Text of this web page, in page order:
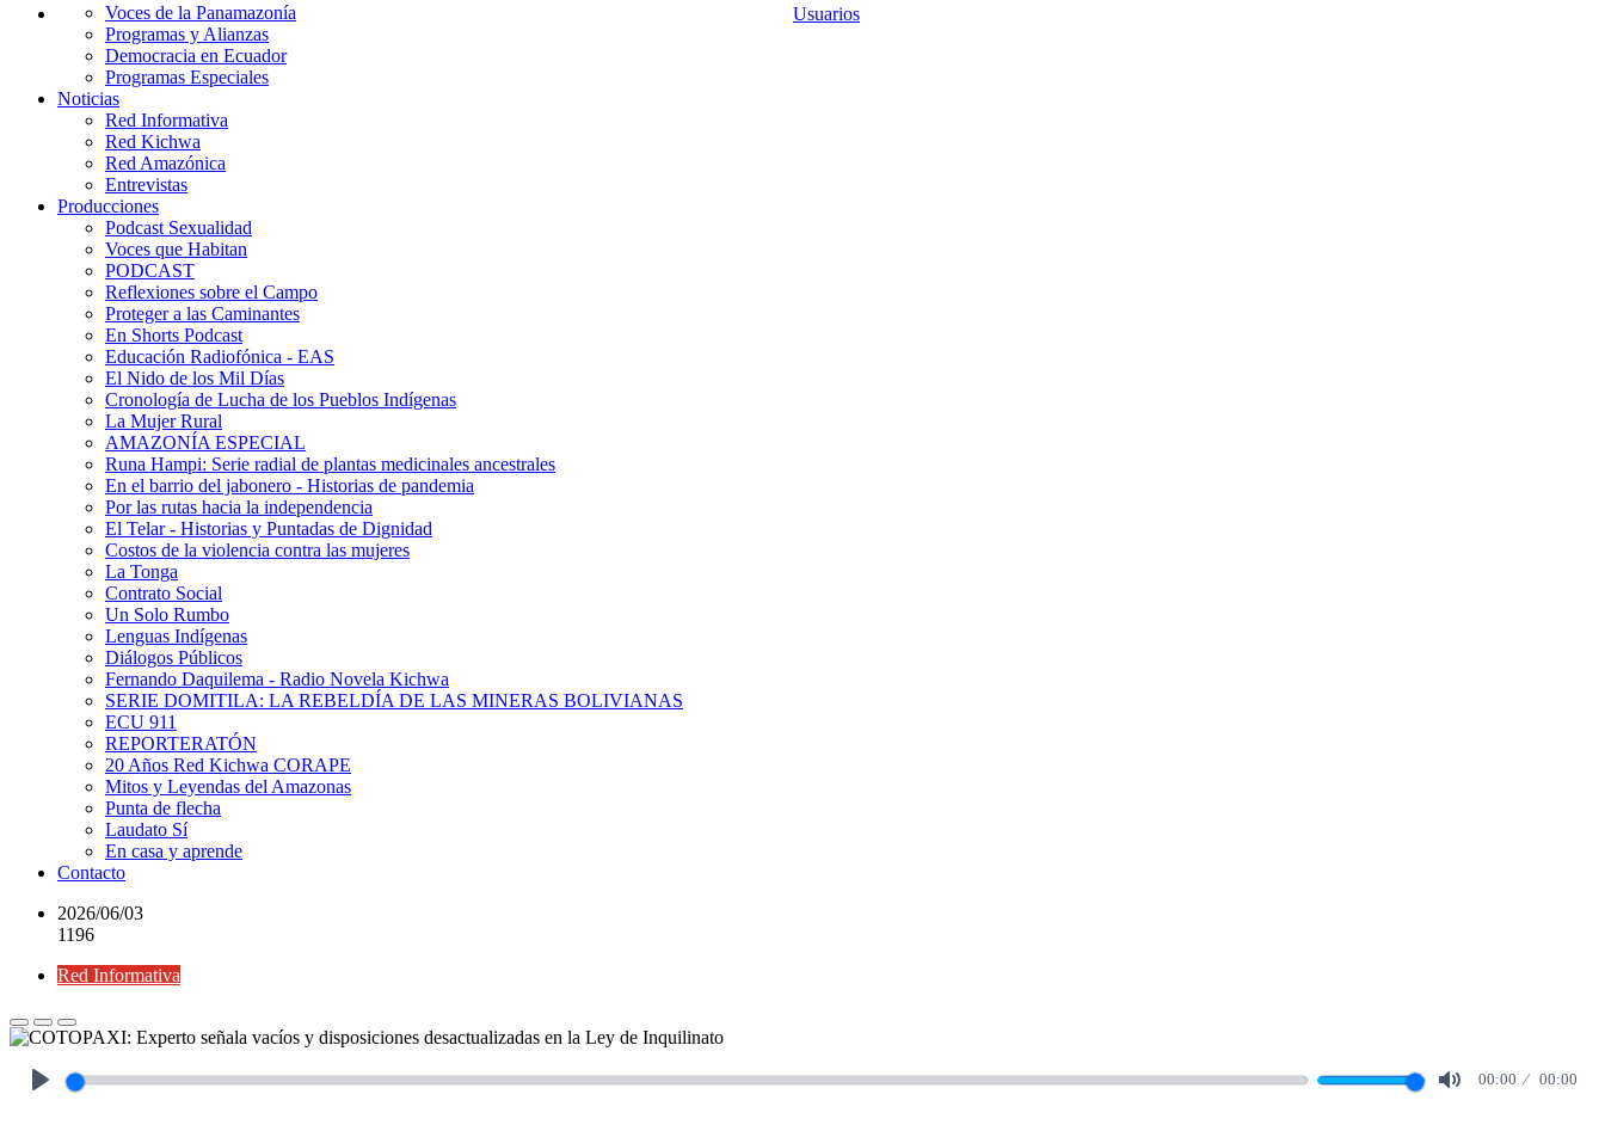
Usuarios
Voces de la Panamazonía
Programas y Alianzas
Democracia en Ecuador
Programas Especiales
Noticias
Red Informativa
Red Kichwa
Red Amazónica
Entrevistas
Producciones
Podcast Sexualidad
Voces que Habitan
PODCAST
Reflexiones sobre el Campo
Proteger a las Caminantes
En Shorts Podcast
Educación Radiofónica - EAS
El Nido de los Mil Días
Cronología de Lucha de los Pueblos Indígenas
La Mujer Rural
AMAZONÍA ESPECIAL
Runa Hampi: Serie radial de plantas medicinales ancestrales
En el barrio del jabonero - Historias de pandemia
Por las rutas hacia la independencia
El Telar - Historias y Puntadas de Dignidad
Costos de la violencia contra las mujeres
La Tonga
Contrato Social
Un Solo Rumbo
Lenguas Indígenas
Diálogos Públicos
Fernando Daquilema - Radio Novela Kichwa
SERIE DOMITILA: LA REBELDÍA DE LAS MINERAS BOLIVIANAS
ECU 911
REPORTERATÓN
20 Años Red Kichwa CORAPE
Mitos y Leyendas del Amazonas
Punta de flecha
Laudato Sí
En casa y aprende
Contacto
2026/06/03
1196
Red Informativa
00:00 00:00